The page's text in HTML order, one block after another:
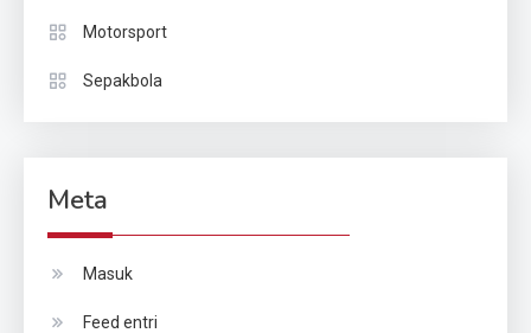
Motorsport
Sepakbola
Meta
Masuk
Feed entri